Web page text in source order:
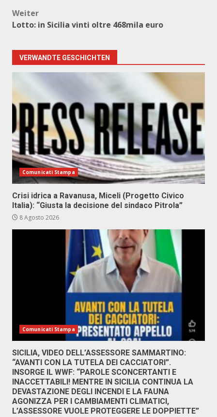
Weiter
Lotto: in Sicilia vinti oltre 468mila euro
VERWANDTE GESCHICHTEN
Comunicati Stampa
Crisi idrica a Ravanusa, Miceli (Progetto Civico
Italia): “Giusta la decisione del sindaco Pitrola”
8 Agosto 2026
Comunicati Stampa
SICILIA, VIDEO DELL’ASSESSORE SAMMARTINO:
“AVANTI CON LA TUTELA DEI CACCIATORI”.
INSORGE IL WWF: “PAROLE SCONCERTANTI E
INACCETTABILI! MENTRE IN SICILIA CONTINUA LA
DEVASTAZIONE DEGLI INCENDI E LA FAUNA
AGONIZZA PER I CAMBIAMENTI CLIMATICI,
L’ASSESSORE VUOLE PROTEGGERE LE DOPPIETTE”